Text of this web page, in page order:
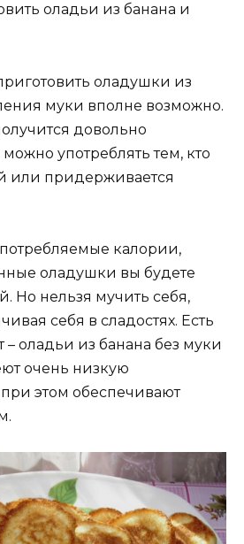
оладьи из банана и
оладушки из
муки вполне возможно.
довольно
употреблять тем, кто
или придерживается
калории,
оладушки вы будете
Но нельзя мучить себя,
себя в сладостях. Есть
оладьи из банана без муки
очень низкую
этом обеспечивают